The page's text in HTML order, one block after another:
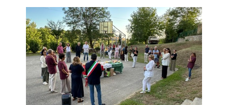
Scala dei pensieri Sant'Ermo